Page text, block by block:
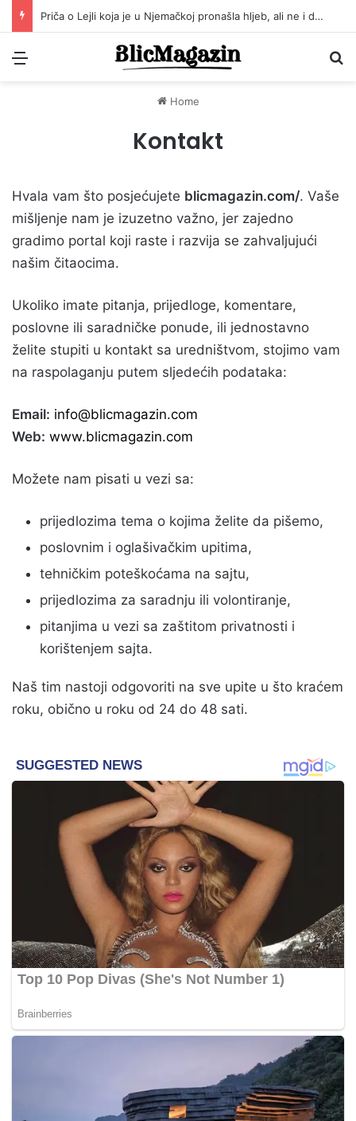
Menu
Home
Kontakt
Hvala vam što posjećujete blicmagazin.com/. Vaše
mišljenje nam je izuzetno važno, jer zajedno
gradimo portal koji raste i razvija se zahvaljujući
našim čitaocima.
Ukoliko imate pitanja, prijedloge, komentare,
poslovne ili saradničke ponude, ili jednostavno
želite stupiti u kontakt sa uredništvom, stojimo vam
na raspolaganju putem sljedećih podataka:
Email: info@blicmagazin.com
Web: www.blicmagazin.com
Možete nam pisati u vezi sa:
prijedlozima tema o kojima želite da pišemo,
poslovnim i oglašivačkim upitima,
tehničkim poteškoćama na sajtu,
prijedlozima za saradnju ili volontiranje,
pitanjima u vezi sa zaštitom privatnosti i
korištenjem sajta.
Naš tim nastoji odgovoriti na sve upite u što kraćem
roku, obično u roku od 24 do 48 sati.